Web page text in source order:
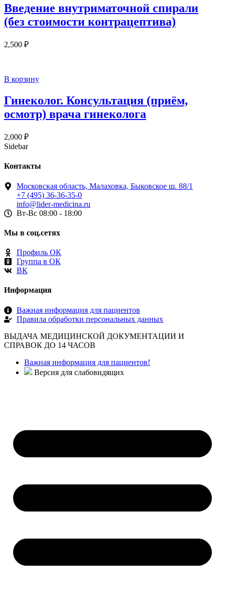
Введение внутриматочной спирали
(без стоимости контрацептива)
2,500 ₽
В корзину
Гинеколог. Консультация (приём,
осмотр) врача гинеколога
2,000 ₽
Sidebar
Контакты
Московская область, Малаховка, Быковское ш. 88/1
+7 (495) 36-36-35-0
info@lider-medicina.ru
Вт-Вс 08:00 - 18:00
Мы в соц.сетях
Профиль ОК
Группа в ОК
ВК
Информация
Важная информация для пациентов
Правила обработки персональных данных
ВЫДАЧА МЕДИЦИНСКОЙ ДОКУМЕНТАЦИИ И
СПРАВОК ДО 14 ЧАСОВ
Важная информация для пациентов!
Версия для слабовидящих